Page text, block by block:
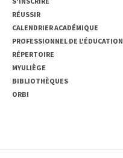
RÉUSSIR
CALENDRIER ACADÉMIQUE
PROFESSIONNEL DE L'ÉDUCATION
RÉPERTOIRE
MYULIÈGE
BIBLIOTHÈQUES
ORBI